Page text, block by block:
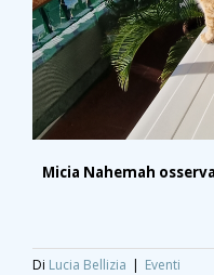
Micia Nahemah
Di Lucia Bellizia | Eventi